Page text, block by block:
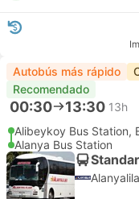
Autobús más rápido
Recomendado
00:30 13:30 13h
Alibeykoy Bus Station,
Alanya Bus Station